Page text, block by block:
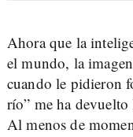
Ahora que la
el mundo, la
cuando le pidieron
río” me ha devuelto
Al menos de